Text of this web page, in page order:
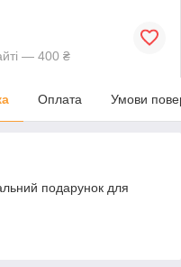
— 400 ₴
Оплата Умови
подарунок для